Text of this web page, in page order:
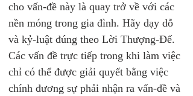
cho vấn-đề này là quay trở về với các
nền móng trong gia đình. Hãy dạy dỗ
và kỷ-luật đúng theo Lời Thượng-Đế.
Các vấn đề trực tiếp trong khi làm việc
chỉ có thể được giải quyết bằng việc
chính đương sự phải nhận ra vấn-đề và